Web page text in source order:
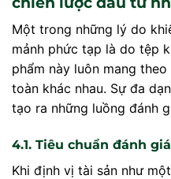
Một trong những lý do
mảnh phức tạp là do tệp
phẩm này luôn mang
toàn khác nhau. Sự đa
tạo ra những luồng đánh
4.1. Tiêu chuẩn đánh
Khi định vị tài sản như